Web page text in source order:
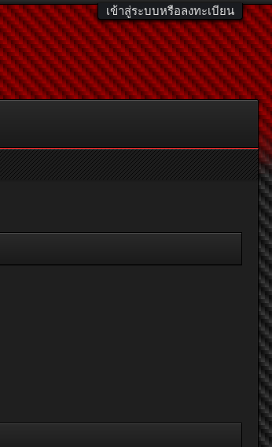
เข้าสู่ระบบหรือลงทะเบียน